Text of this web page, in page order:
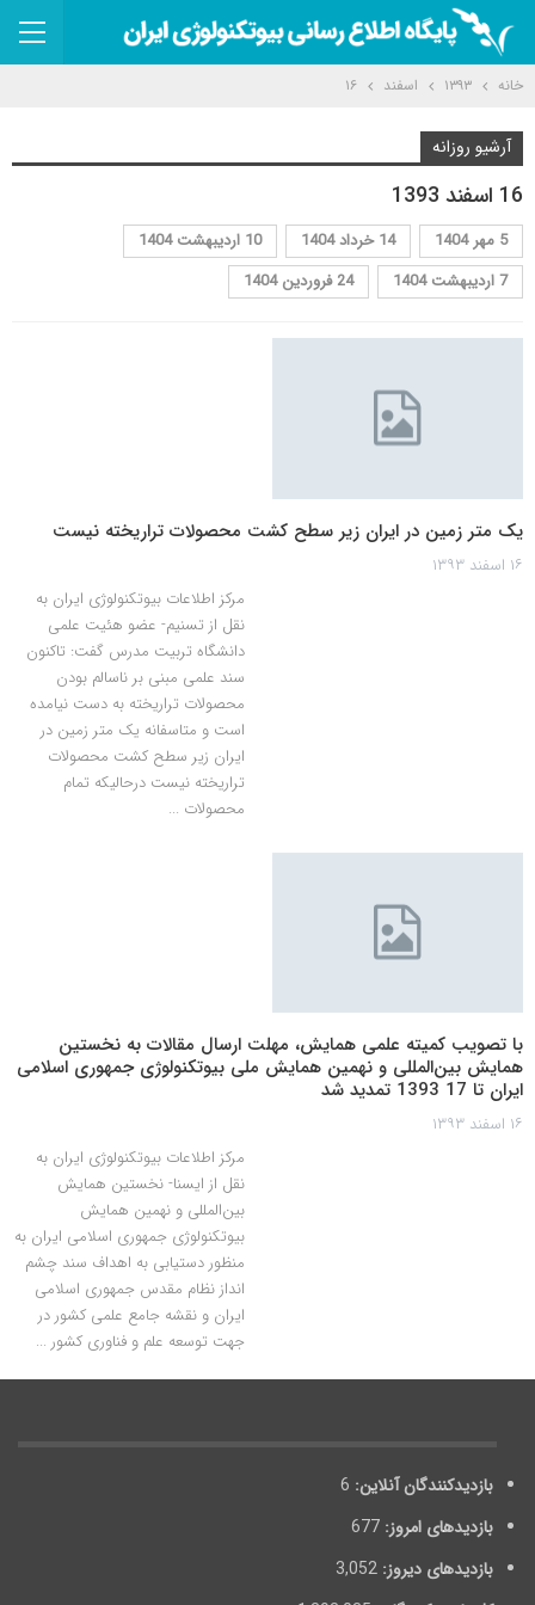
خانه ۱۳۹۳ اسفند ۱۶
آرشیو روزانه
16 اسفند 1393
5 مهر 1404 14 خرداد 1404
10 اردیبهشت 1404
7 اردیبهشت 1404
24 فروردین 1404
یک متر زمین در ایران زیر سطح کشت محصولات تراریخته نیست
۱۶ اسفند ۱۳۹۳
مرکز اطلاعات بیوتکنولوژی ایران به
نقل از تسنیم- عضو هئیت علمی
دانشگاه تربیت مدرس گفت: تاکنون
سند علمی مبنی بر ناسالم بودن
محصولات تراریخته به دست نیامده
است و متاسفانه یک متر زمین در
ایران زیر سطح کشت محصولات
تراریخته نیست درحالیکه تمام
محصولات ...
با تصویب کمیته علمی همایش، مهلت ارسال مقالات به نخستین
همایش بین‌المللی و نهمین همایش ملی بیوتکنولوژی جمهوری اسلامی
ایران تا 17 1393 تمدید شد
۱۶ اسفند ۱۳۹۳
مرکز اطلاعات بیوتکنولوژی ایران به
نقل از ایسنا- نخستین همایش
بین‌المللی و نهمین همایش
بیوتکنولوژی جمهوری اسلامی ایران به
منظور دستیابی به اهداف سند چشم
انداز نظام مقدس جمهوری اسلامی
ایران و نقشه جامع علمی کشور در
جهت توسعه علم و فناوری کشور ...
بازدیدکنندگان آنلاین: 6
بازدیدهای امروز: 677
بازدیدهای دیروز: 3,052